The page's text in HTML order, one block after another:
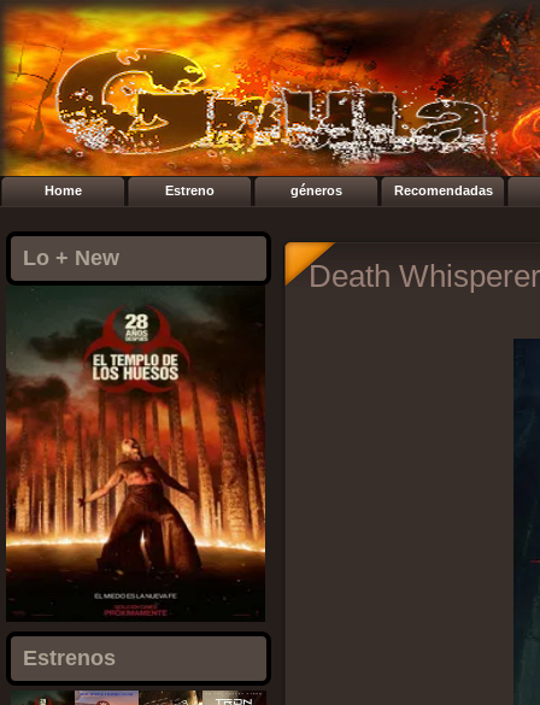
Home Estreno géneros Recomendadas
Lo + New
Estrenos
Death